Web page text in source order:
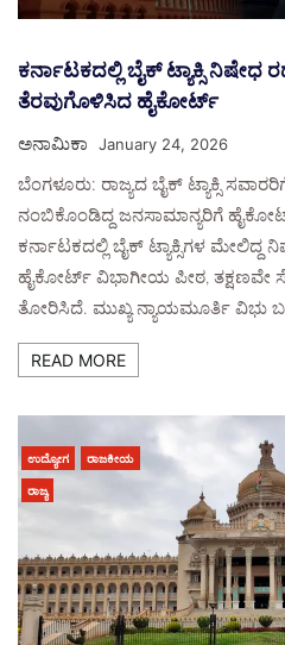
ಕರ್ನಾಟಕದಲ್ಲಿ ಬೈಕ್ ಟ್ಯಾಕ್ಸಿ ನಿಷೇಧ
ತೆರವುಗೊಳಿಸಿದ ಹೈಕೋರ್ಟ್
ಅನಾಮಿಕಾ January 24, 2026
ಬೆಂಗಳೂರು: ರಾಜ್ಯದ ಬೈಕ್ ಟ್ಯಾಕ್ಸಿ
ನಂಬಿಕೊಂಡಿದ್ದ ಜನಸಾಮಾನ್ಯರಿಗೆ
ಕರ್ನಾಟಕದಲ್ಲಿ ಬೈಕ್ ಟ್ಯಾಕ್ಸಿಗಳ ಮೇಲಿದ್ದ
ಹೈಕೋರ್ಟ್ ವಿಭಾಗೀಯ ಪೀಠ, ತಕ್ಷಣವೇ
ತೋರಿಸಿದೆ. ಮುಖ್ಯ ನ್ಯಾಯಮೂರ್ತಿ ವಿಭು
READ MORE
ಉದ್ಯೋಗ ರಾಜಕೀಯ
ರಾಜ್ಯ